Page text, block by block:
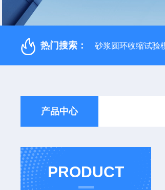
热门搜索： 砂浆圆环收缩试验
产品中心
PRODUCT